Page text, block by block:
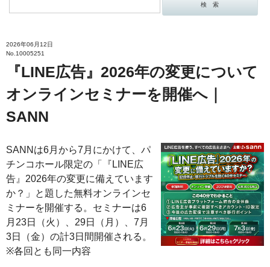
2026年06月12日
No.10005251
『LINE広告』2026年の変更について
オンラインセミナーを開催へ｜
SANN
SANNは6月から7月にかけて、パ
チンコホール限定の「『LINE広
告』2026年の変更に備えています
か？」と題した無料オンラインセ
ミナーを開催する。セミナーは6
月23日（火）、29日（月）、7月
3日（金）の計3日間開催される。
※各回とも同一内容